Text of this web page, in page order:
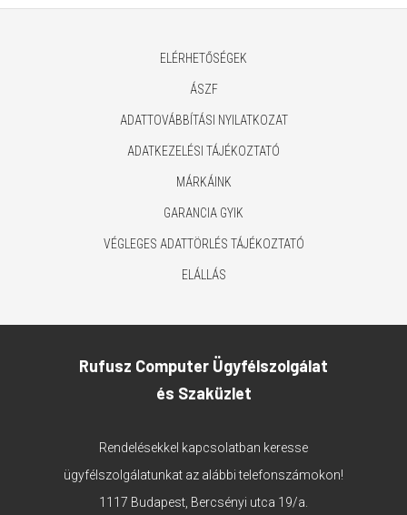
ELÉRHETŐSÉGEK
ÁSZF
ADATTOVÁBBÍTÁSI NYILATKOZAT
ADATKEZELÉSI TÁJÉKOZTATÓ
MÁRKÁINK
GARANCIA GYIK
VÉGLEGES ADATTÖRLÉS TÁJÉKOZTATÓ
ELÁLLÁS
Rufusz Computer Ügyfélszolgálat
és Szaküzlet
Rendelésekkel kapcsolatban keresse
ügyfélszolgálatunkat az alábbi telefonszámokon!
1117 Budapest, Bercsényi utca 19/a.